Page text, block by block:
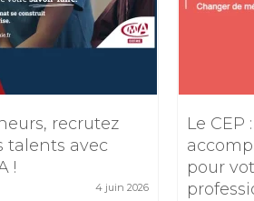
recrutez
talents avec
!
4 juin 2026
Le CEP
pour